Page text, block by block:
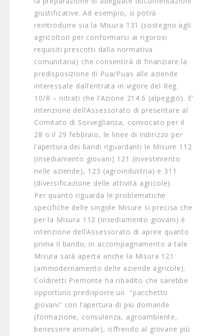
giustificative. Ad esempio, si potrà
reintrodurre sia la Misura 131 (sostegno agli
agricoltori per conformarsi ai rigorosi
requisiti prescritti dalla normativa
comunitaria) che consentirà di finanziare la
predisposizione di Pua/Puas alle aziende
interessate dall’entrata in vigore del Reg.
10/R – nitrati che l’Azione 214.6 (alpeggio). E’
intenzione dell’Assessorato di presentare al
Comitato di Sorveglianza, convocato per il
28 o il 29 febbraio, le linee di indirizzo per
l’apertura dei bandi riguardanti le Misure 112
(insediamento giovani) 121 (investimento
nelle aziende), 123 (agroindustria) e 311
(diversificazione delle attività agricole).
Per quanto riguarda le problematiche
specifiche delle singole Misure si precisa che
per la Misura 112 (Insediamento giovani) è
intenzione dell’Assessorato di aprire quanto
prima il bando; in accompagnamento a tale
Misura sarà aperta anche la Misura 121
(ammodernamento delle aziende agricole).
Coldiretti Piemonte ha ribadito che sarebbe
opportuno predisporre un “pacchetto
giovani” con l’apertura di più domande
(formazione, consulenza, agroambiente,
benessere animale), offrendo al giovane più